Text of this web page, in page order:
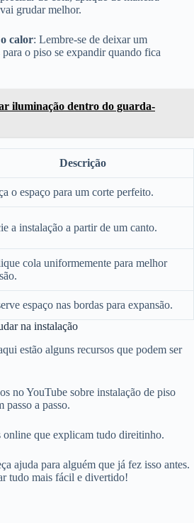
grudar melhor.
calor: Lembre-se de deixar um
o piso se expandir quando fica
iluminação dentro do guarda-
Descrição
o espaço para um corte perfeito.
a instalação a partir de um canto.
cola uniformemente para melhor
espaço nas bordas para expansão.
na instalação
estão alguns recursos que podem ser
no YouTube sobre instalação de piso
a passo.
online que explicam tudo direitinho.
ajuda para alguém que já fez isso antes.
tudo mais fácil e divertido!